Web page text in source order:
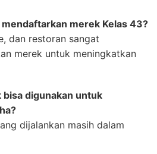
mendaftarkan merek Kelas 43?
dan restoran sangat
merek untuk meningkatkan
digunakan untuk
dijalankan masih dalam